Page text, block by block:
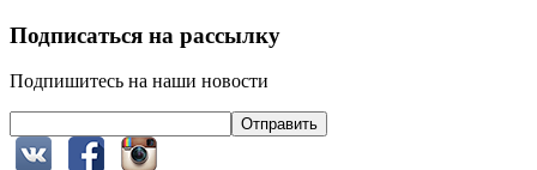
Подписаться на рассылку
Подпишитесь на наши новости
Отправить